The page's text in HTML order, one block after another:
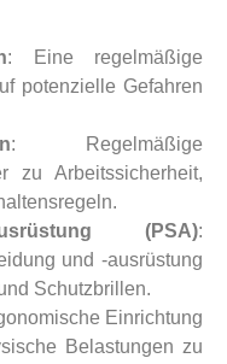
: Eine regelmäßige
potenzielle Gefahren
: Regelmäßige
zu Arbeitssicherheit,
(PSA):
und -ausrüstung
Schutzbrillen.
Einrichtung
Belastungen zu